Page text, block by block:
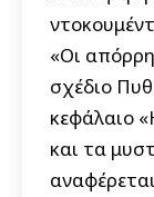
«Οι
σχέδιο
κεφάλαιο
και τα